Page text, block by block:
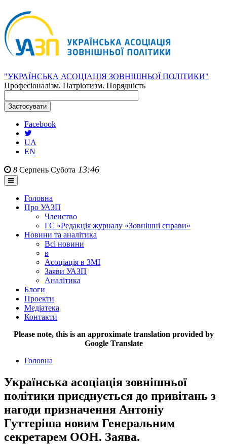
"УКРАЇНСЬКА АСОЦІАЦІЯ ЗОВНІШНЬОЇ ПОЛІТИКИ"
Професіоналізм. Патріотизм. Порядність
Facebook
UA
EN
8 Серпень Субота 13:46
Головна
Про УАЗП
Членство
ГС «Редакція журналу «Зовнішні справи»
Новини та аналітика
Всі новини
в
Асоціація в ЗМІ
Заяви УАЗП
Аналітика
Блоги
Проекти
Медіатека
Контакти
Please note, this is an approximate translation provided by
Google Translate
Головна
Українська асоціація зовнішньої
політики приєднується до привітань з
нагоди призначення Антоніу
Гуттеріша новим Генеральним
секретарем ООН. Заява.